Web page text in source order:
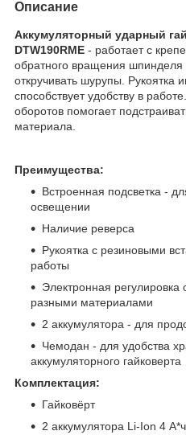
Описание
Аккумуляторный ударный
DTW190RME - работает с
обратного вращения шпинделя
откручивать шурупы. Рукоятка
способствует удобству в
оборотов помогает
материала.
Преимущества:
Встроенная подсветка -
освещении
Наличие реверса
Рукоятка с резиновыми
работы
Электронная
разными материалами
2 аккумулятора - для
Чемодан - для удобства
аккумуляторного гайковерта
Комплектация:
Гайковёрт
2 аккумулятора Li-Ion 4 А*ч